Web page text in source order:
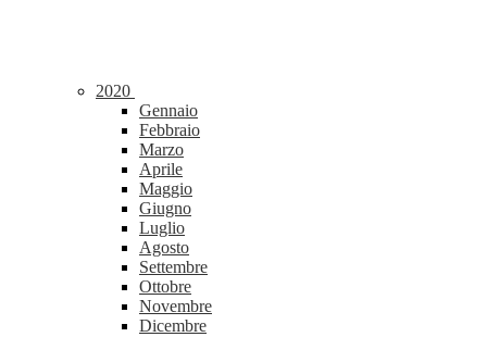
2020
Gennaio
Febbraio
Marzo
Aprile
Maggio
Giugno
Luglio
Agosto
Settembre
Ottobre
Novembre
Dicembre